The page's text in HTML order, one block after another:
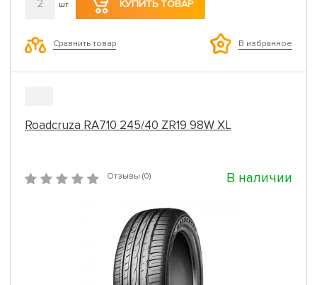
2 шт КУПИТЬ ТОВАР
Сравнить товар В избранное
Roadcruza RA710 245/40 ZR19 98W XL
Отзывы (0) В наличии